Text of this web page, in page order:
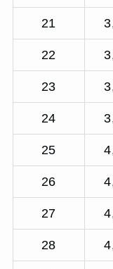
21
22
23
24
25
26
27
28